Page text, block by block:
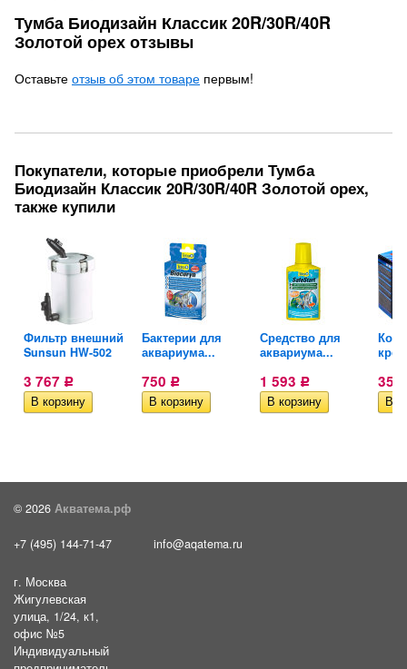
Тумба Биодизайн Классик 20R/30R/40R
Золотой орех отзывы
Оставьте отзыв об этом товаре первым!
Покупатели, которые приобрели Тумба
Биодизайн Классик 20R/30R/40R Золотой орех,
также купили
Фильтр внешний
Sunsun HW-502
3 767 Р
Бактерии для
аквариума...
750 Р
Средство для
аквариума...
1 593 Р 356
© 2026 Акватема.рф
+7 (495) 144-71-47 info@aqatema.ru
г. Москва
Жигулевская
улица, 1/24, к1,
офис №5
Индивидуальный